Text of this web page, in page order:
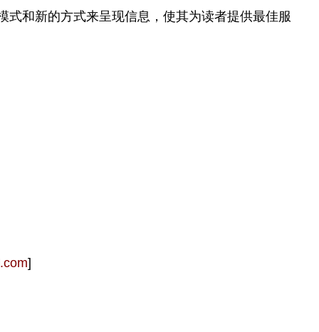
式和新的方式来呈现信息，使其为读者提供最佳服
]